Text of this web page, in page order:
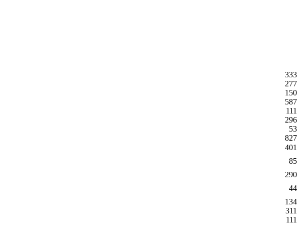
333
277
150
587
111
296
53
827
401
85
290
44
134
311
111